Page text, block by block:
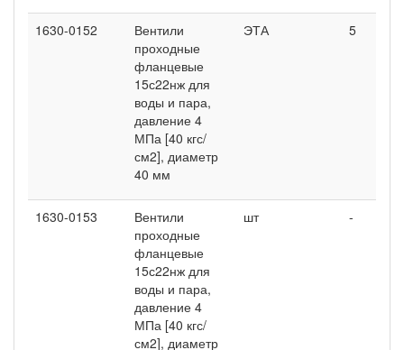
1630-0152
Вентили
проходные
фланцевые
15с22нж для
воды и пара,
давление 4
МПа [40 кгс/
см2], диаметр
40 мм
ЭТА 5
1630-0153
Вентили
проходные
фланцевые
15с22нж для
воды и пара,
давление 4
МПа [40 кгс/
см2], диаметр
шт -